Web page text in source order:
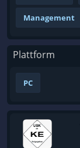
Management
Plattform
PC